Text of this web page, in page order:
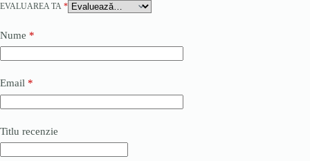
EVALUAREA TA *
Nume *
Email *
Titlu recenzie